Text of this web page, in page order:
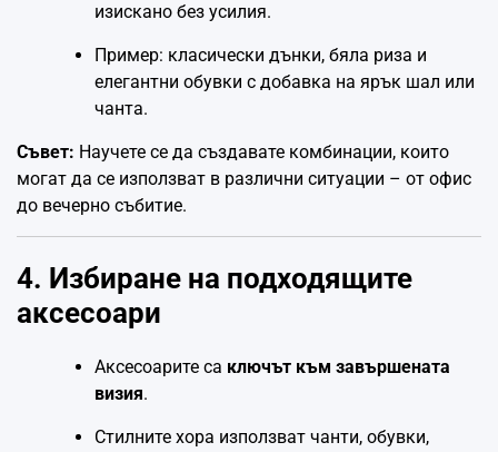
изискано без усилия.
Пример: класически дънки, бяла риза и
елегантни обувки с добавка на ярък шал или
чанта.
Съвет: Научете се да създавате комбинации, които
могат да се използват в различни ситуации – от офис
до вечерно събитие.
4. Избиране на подходящите
аксесоари
Аксесоарите са ключът към завършената
визия.
Стилните хора използват чанти, обувки,